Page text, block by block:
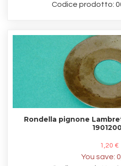
Codice prodotto:
Rondella pignone
1,20 €
You save: